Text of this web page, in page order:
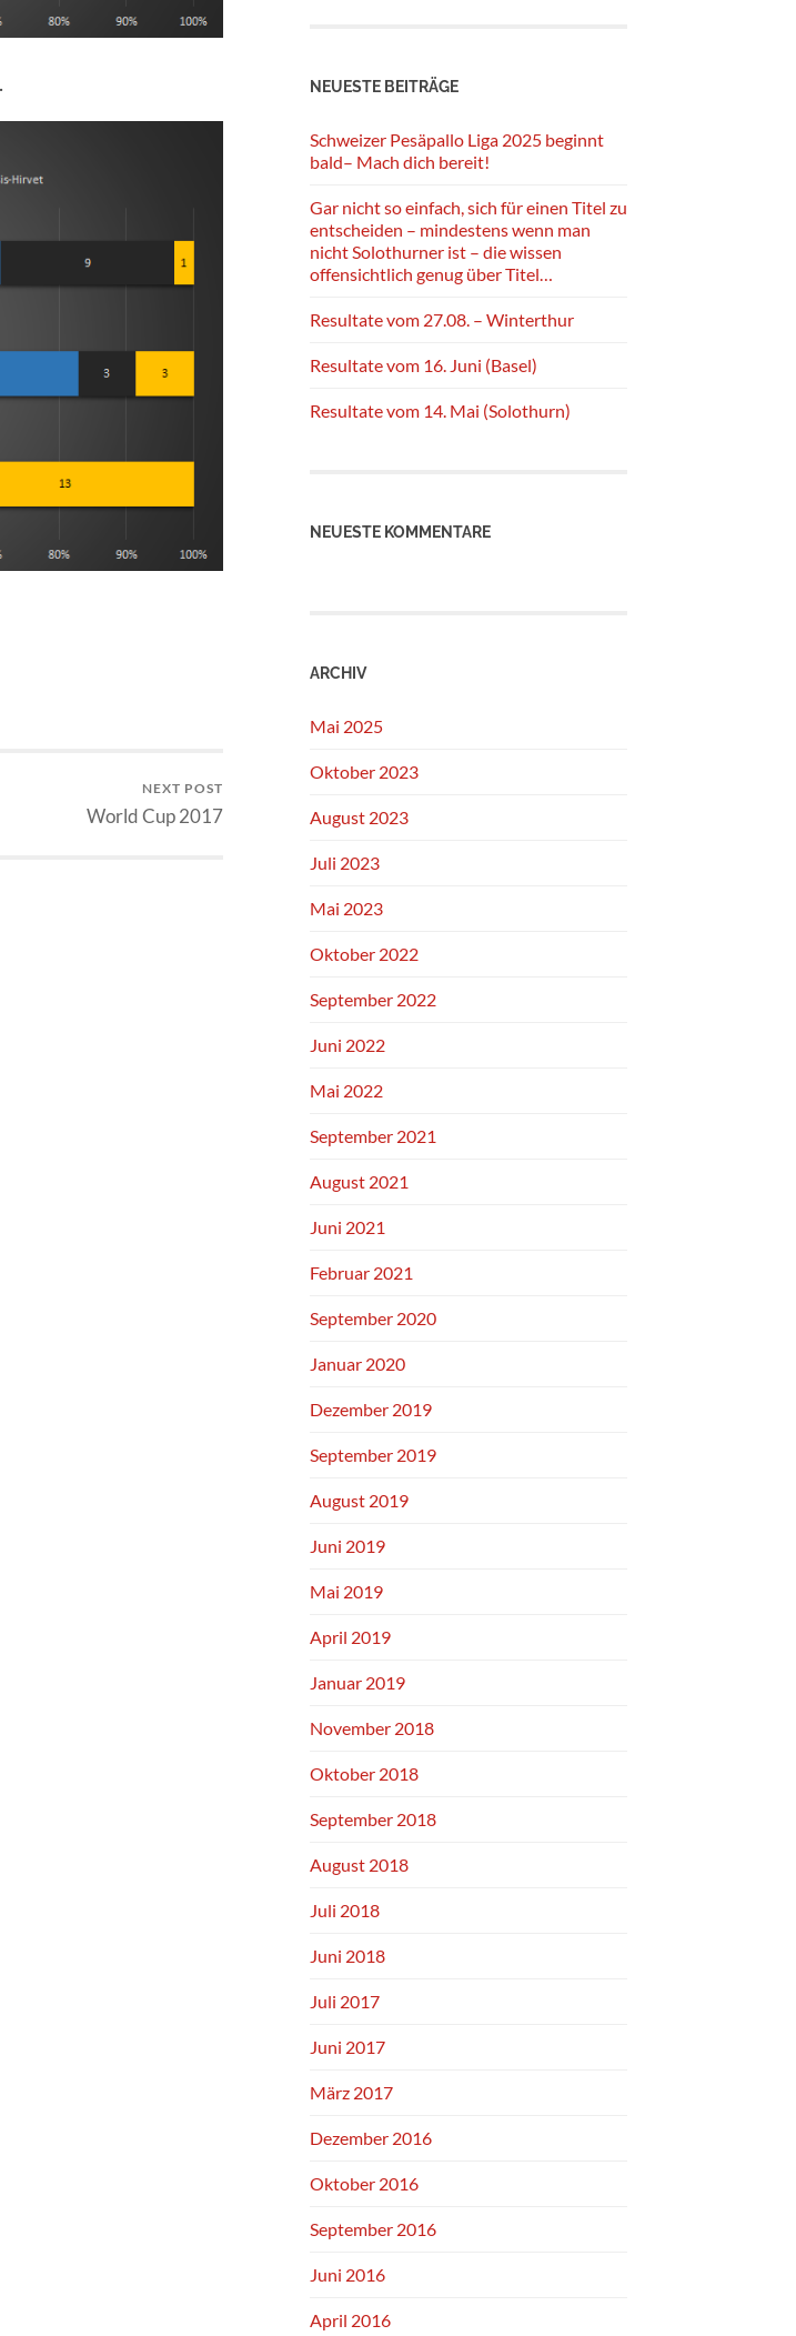
NEXT POST
World Cup 2017
NEUESTE BEITRÄGE
Schweizer Pesäpallo Liga 2025 beginnt
bald– Mach dich bereit!
Gar nicht so einfach, sich für einen Titel zu
entscheiden – mindestens wenn man
nicht Solothurner ist – die wissen
offensichtlich genug über Titel…
Resultate vom 27.08. – Winterthur
Resultate vom 16. Juni (Basel)
Resultate vom 14. Mai (Solothurn)
NEUESTE KOMMENTARE
ARCHIV
Mai 2025
Oktober 2023
August 2023
Juli 2023
Mai 2023
Oktober 2022
September 2022
Juni 2022
Mai 2022
September 2021
August 2021
Juni 2021
Februar 2021
September 2020
Januar 2020
Dezember 2019
September 2019
August 2019
Juni 2019
Mai 2019
April 2019
Januar 2019
November 2018
Oktober 2018
September 2018
August 2018
Juli 2018
Juni 2018
Juli 2017
Juni 2017
März 2017
Dezember 2016
Oktober 2016
September 2016
Juni 2016
April 2016